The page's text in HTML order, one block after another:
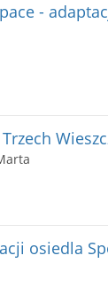
-
osiedla